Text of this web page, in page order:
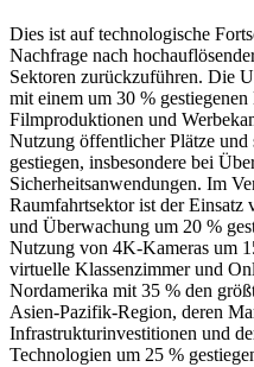
Dies ist auf technologische
Nachfrage nach
Sektoren zurückzuführen. Die
mit einem um 30 %
Filmproduktionen und
Nutzung öffentlicher Plätze und
gestiegen, insbesondere bei
Sicherheitsanwendungen. Im
Raumfahrtsektor ist der
und Überwachung um 20 %
Nutzung von 4K-Kameras um
virtuelle Klassenzimmer und
Nordamerika mit 35 % den
Asien-Pazifik-Region, deren
Infrastrukturinvestitionen und
Technologien um 25 %